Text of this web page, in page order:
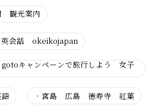
観光案内
会話 okeikojapan
キャンペーンで旅行しよう 女子
・ 宮島 広島 徳寿寺 紅葉